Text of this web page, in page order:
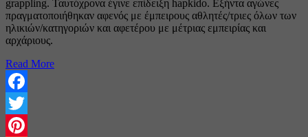
grappling. Ταυτόχρονα έγινε επίδειξη hapkido. Εξήντα αγώνες
πραγματοποιήθηκαν αφενός με έμπειρους αθλητές/τριες όλων των
ηλικιών/κατηγοριών και αφετέρου με μέτριας εμπειρίας και
αρχάριους.
Read More
Facebook
Twitter